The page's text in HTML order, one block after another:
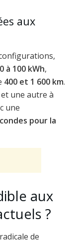
aux
à 100 kWh,
400 et 1 600 km.
et une autre à
une
pour la
aux
?
de